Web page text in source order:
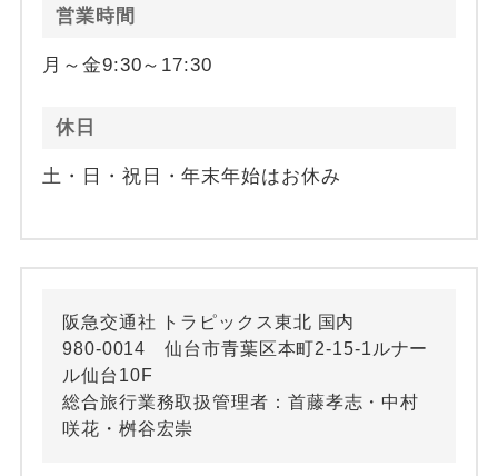
営業時間
月～金9:30～17:30
休日
土・日・祝日・年末年始はお休み
阪急交通社 トラピックス東北 国内
980-0014 仙台市青葉区本町2-15-1ルナー
ル仙台10F
総合旅行業務取扱管理者：首藤孝志・中村
咲花・桝谷宏崇